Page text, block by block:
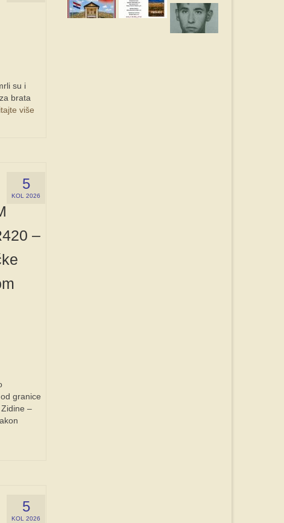
su i
brata
više
5
KOL 2026
–
granice
–
5
KOL 2026